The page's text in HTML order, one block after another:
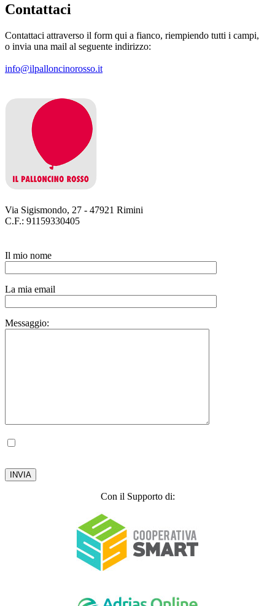
Contattaci
Contattaci attraverso il form qui a fianco, riempiendo tutti i campi,
o invia una mail al seguente indirizzo:
info@ilpalloncinorosso.it
Via Sigismondo, 27 - 47921 Rimini
C.F.: 91159330405
Il mio nome
La mia email
Messaggio:
Con il Supporto di: